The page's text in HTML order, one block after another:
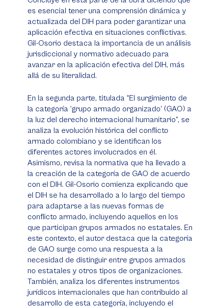
es esencial tener una comprensión dinámica y
actualizada del DIH para poder garantizar una
aplicación efectiva en situaciones conflictivas.
Gil-Osorio destaca la importancia de un análisis
jurisdiccional y normativo adecuado para
avanzar en la aplicación efectiva del DIH, más
allá de su literalidad.
En la segunda parte, titulada “El surgimiento de
la categoría ‘grupo armado organizado’ (GAO) a
la luz del derecho internacional humanitario”, se
analiza la evolución histórica del conflicto
armado colombiano y se identifican los
diferentes actores involucrados en él.
Asimismo, revisa la normativa que ha llevado a
la creación de la categoría de GAO de acuerdo
con el DIH. Gil-Osorio comienza explicando que
el DIH se ha desarrollado a lo largo del tiempo
para adaptarse a las nuevas formas de
conflicto armado, incluyendo aquellos en los
que participan grupos armados no estatales. En
este contexto, el autor destaca que la categoría
de GAO surge como una respuesta a la
necesidad de distinguir entre grupos armados
no estatales y otros tipos de organizaciones.
También, analiza los diferentes instrumentos
jurídicos internacionales que han contribuido al
desarrollo de esta categoría, incluyendo el